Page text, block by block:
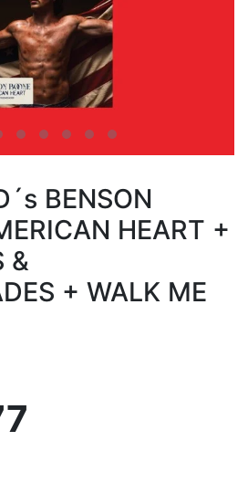
BENSON
HEART +
&
+ WALK ME